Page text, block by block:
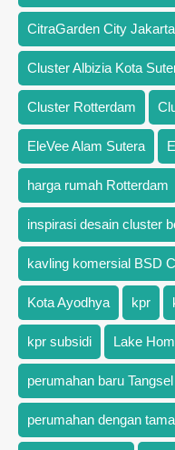
CitraGarden City
Cluster Albizia Kota
Cluster Rotterdam
EleVee Alam Sutera
harga rumah Rotterdam
inspirasi desain cluster
kavling komersial BSD
Kota Ayodhya kpr
kpr subsidi Lake
perumahan baru Tangsel
perumahan dengan